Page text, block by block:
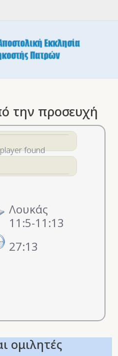
την προσευχή
found
Λουκάς
11:5-11:13
27:13
ομιλητές